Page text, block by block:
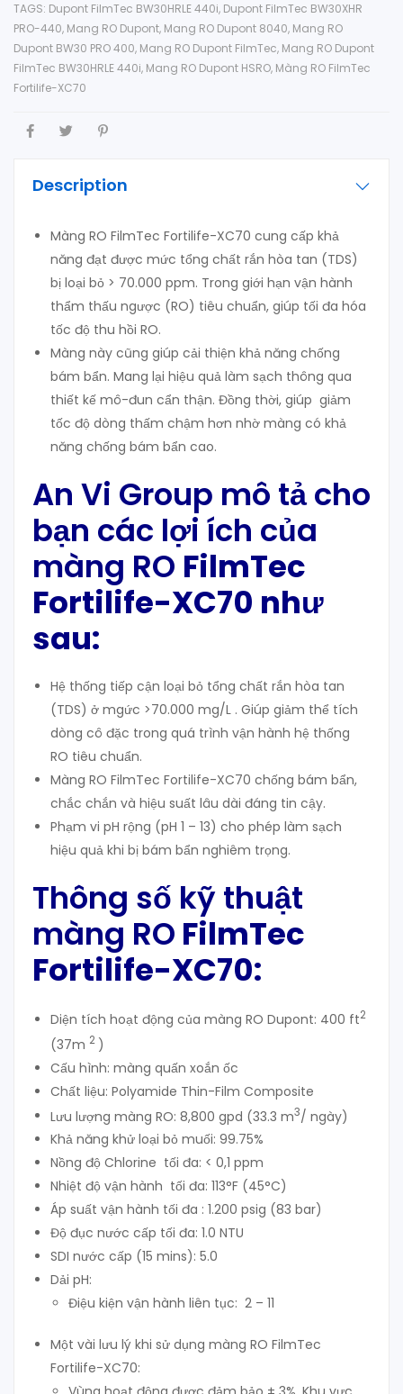
TAGS: Dupont FilmTec BW30HRLE 440i, Dupont FilmTec BW30XHR
PRO-440, Mang RO Dupont, Mang RO Dupont 8040, Mang RO
Dupont BW30 PRO 400, Mang RO Dupont FilmTec, Mang RO Dupont
FilmTec BW30HRLE 440i, Mang RO Dupont HSRO, Màng RO FilmTec
Fortilife-XC70
Description
Màng RO FilmTec Fortilife-XC70 cung cấp khả
năng đạt được mức tổng chất rắn hòa tan (TDS)
bị loại bỏ > 70.000 ppm. Trong giới hạn vận hành
thẩm thấu ngược (RO) tiêu chuẩn, giúp tối đa hóa
tốc độ thu hồi RO.
Màng này cũng giúp cải thiện khả năng chống
bám bẩn. Mang lại hiệu quả làm sạch thông qua
thiết kế mô-đun cẩn thận. Đồng thời, giúp giảm
tốc độ dòng thấm chậm hơn nhờ màng có khả
năng chống bám bẩn cao.
An Vi Group mô tả cho
bạn các lợi ích của
màng RO FilmTec
Fortilife-XC70 như
sau:
Hệ thống tiếp cận loại bỏ tổng chất rắn hòa tan
(TDS) ở mgức >70.000 mg/L . Giúp giảm thể tích
dòng cô đặc trong quá trình vận hành hệ thống
RO tiêu chuẩn.
Màng RO FilmTec Fortilife-XC70 chống bám bẩn,
chắc chắn và hiệu suất lâu dài đáng tin cậy.
Phạm vi pH rộng (pH 1 – 13) cho phép làm sạch
hiệu quả khi bị bám bẩn nghiêm trọng.
Thông số kỹ thuật
màng RO FilmTec
Fortilife-XC70:
Diện tích hoạt động của màng RO Dupont: 400 ft2
(37m 2 )
Cấu hình: màng quấn xoắn ốc
Chất liệu: Polyamide Thin-Film Composite
Lưu lượng màng RO: 8,800 gpd (33.3 m3/ ngày)
Khả năng khử loại bỏ muối: 99.75%
Nồng độ Chlorine tối đa: < 0,1 ppm
Nhiệt độ vận hành tối đa: 113°F (45°C)
Áp suất vận hành tối đa : 1.200 psig (83 bar)
Độ đục nước cấp tối đa: 1.0 NTU
SDI nước cấp (15 mins): 5.0
Dải pH:
Điệu kiện vận hành liên tục: 2 – 11
Một vài lưu lý khi sử dụng màng RO FilmTec
Fortilife-XC70: